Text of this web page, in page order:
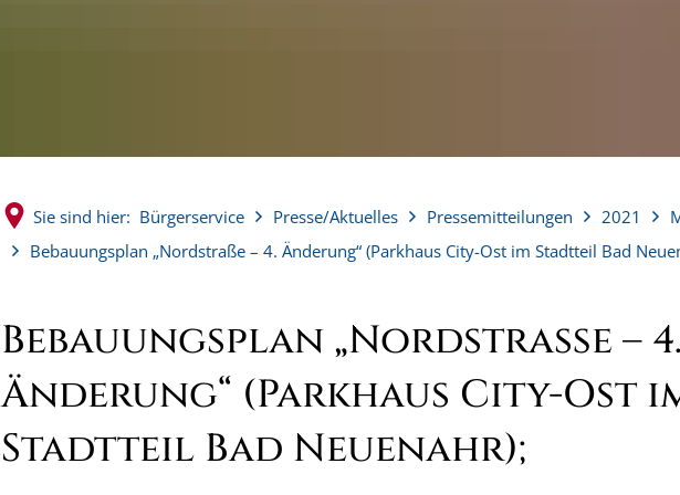
Sie sind hier: Bürgerservice Presse/Aktuelles Pressemitteilungen 2021
Bebauungsplan „Nordstraße – 4. Änderung“ (Parkhaus City-Ost im Stadtteil Bad
Bebauungsplan „Nordstraße – 4.
Änderung“ (Parkhaus City-Ost
Stadtteil Bad Neuenahr);